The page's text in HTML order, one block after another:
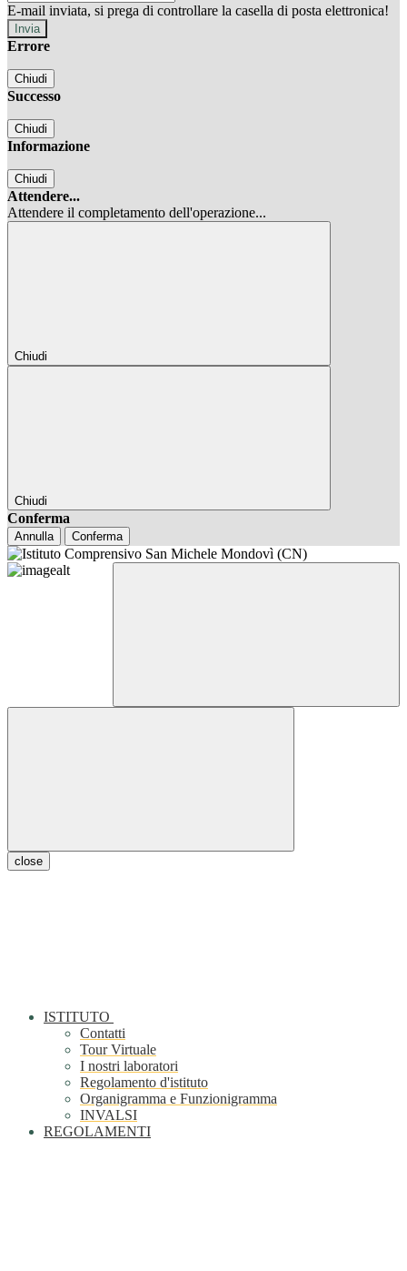
E-mail inviata, si prega di controllare la casella di posta elettronica!
Errore
Chiudi
Successo
Chiudi
Informazione
Chiudi
Attendere...
Attendere il completamento dell'operazione...
Chiudi
Chiudi
Conferma
Annulla Conferma
close
ISTITUTO
Contatti
Tour Virtuale
I nostri laboratori
Regolamento d'istituto
Organigramma e Funzionigramma
INVALSI
REGOLAMENTI